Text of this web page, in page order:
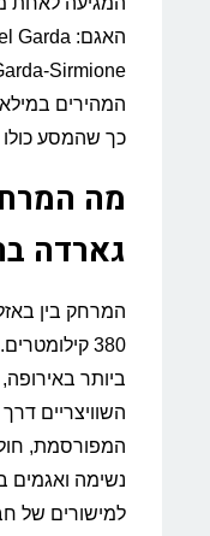
המהירים
כך שהמסע כולו
מה
גארדה
המרחק בין
380
ביותר
השוויצריים
המפורסמת,
נשימה ואגמים
למישורים של